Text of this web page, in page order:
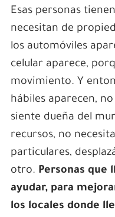
Esas personas
necesitan de
los automóviles
celular aparece,
movimiento. Y
hábiles aparecen,
siente dueña del
recursos, no
particulares,
otro. Personas que
ayudar, para
los locales donde